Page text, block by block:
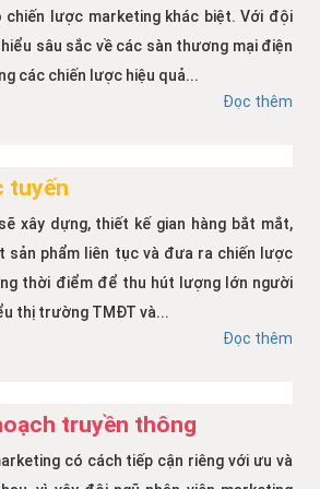
chiến lược marketing khác biệt. Với đội
sâu sắc về các sàn thương mại điện
các chiến lược hiệu quả...
Đọc thêm
tuyến
xây dựng, thiết kế gian hàng bắt mắt,
sản phẩm liên tục và đưa ra chiến lược
thời điểm để thu hút lượng lớn người
thị trường TMĐT và...
Đọc thêm
truyền thông
có cách tiếp cận riêng với ưu và